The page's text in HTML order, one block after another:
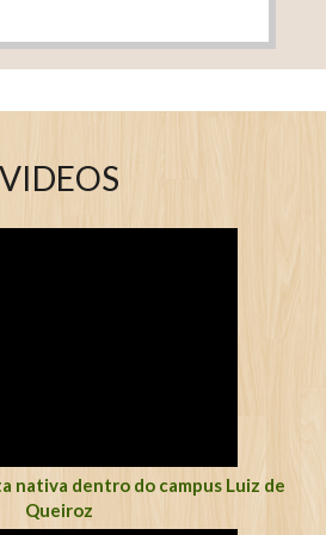
VIDEOS
nativa dentro do campus Luiz de
Queiroz